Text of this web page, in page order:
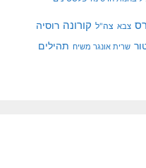
צבא צה"ל קורונה רוסיה
שרית אונגר משיח תהילים